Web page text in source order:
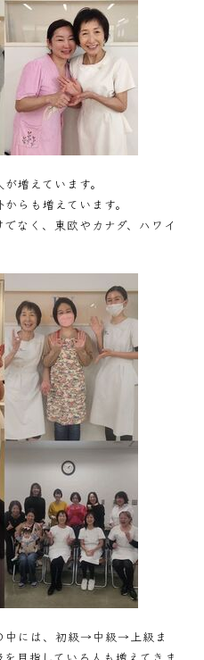
増えています。
らも増えています。
なく、東欧やカナダ、ハワイ
中には、初級→中級→上級ま